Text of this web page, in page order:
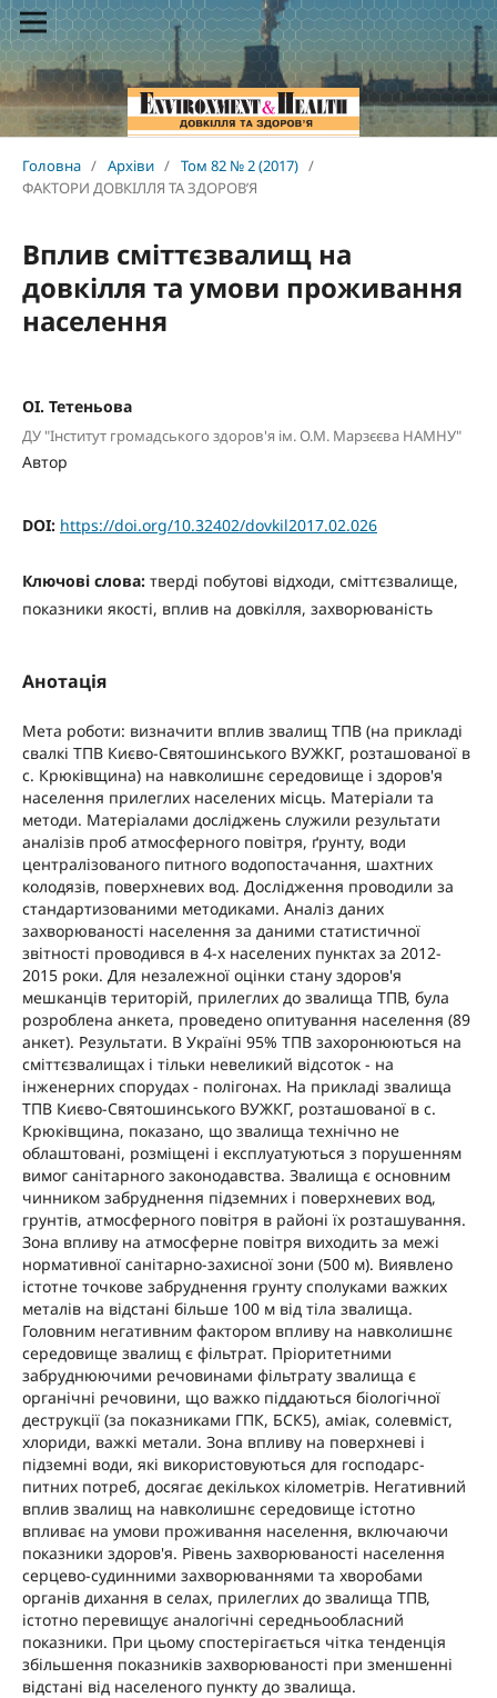
Головна / Архіви / Том 82 № 2 (2017) /
ФАКТОРИ ДОВКІЛЛЯ ТА ЗДОРОВ’Я
Вплив сміттєзвалищ на
довкілля та умови проживання
населення
ОІ. Тетеньова
ДУ "Інститут громадського здоров'я ім. О.М. Марзєєва НАМНУ"
Автор
DOI: https://doi.org/10.32402/dovkil2017.02.026
Ключові слова: тверді побутові відходи, сміттєзвалище,
показники якості, вплив на довкілля, захворюваність
Анотація
Мета роботи: визначити вплив звалищ ТПВ (на прикладі
cвалкі ТПВ Києво-Святошинського ВУЖКГ, розташованої в
с. Крюківщина) на навколишнє середовище і здоров'я
населення прилеглих населених місць. Матеріали та
методи. Матеріалами досліджень служили результати
аналізів проб атмосферного повітря, ґрунту, води
централізованого питного водопостачання, шахтних
колодязів, поверхневих вод. Дослідження проводили за
стандартизованими методиками. Аналіз даних
захворюваності населення за даними статистичної
звітності проводився в 4-х населених пунктах за 2012-
2015 роки. Для незалежної оцінки стану здоров'я
мешканців територій, прилеглих до звалища ТПВ, була
розроблена анкета, проведено опитування населення (89
анкет). Результати. В Україні 95% ТПВ захоронюються на
сміттєзвалищах і тільки невеликий відсоток - на
інженерних спорудах - полігонах. На прикладі звалища
ТПВ Києво-Святошинського ВУЖКГ, розташованої в с.
Крюківщина, показано, що звалища технічно не
облаштовані, розміщені і експлуатуються з порушенням
вимог санітарного законодавства. Звалища є основним
чинником забруднення підземних і поверхневих вод,
грунтів, атмосферного повітря в районі їх розташування.
Зона впливу на атмосферне повітря виходить за межі
нормативної санітарно-захисної зони (500 м). Виявлено
істотне точкове забруднення грунту сполуками важких
металів на відстані більше 100 м від тіла звалища.
Головним негативним фактором впливу на навколишнє
середовище звалищ є фільтрат. Пріоритетними
забруднюючими речовинами фільтрату звалища є
органічні речовини, що важко піддаються біологічної
деструкції (за показниками ГПК, БСК5), аміак, солевміст,
хлориди, важкі метали. Зона впливу на поверхневі і
підземні води, які використовуються для господарс-
питних потреб, досягає декількох кілометрів. Негативний
вплив звалищ на навколишнє середовище істотно
впливає на умови проживання населення, включаючи
показники здоров'я. Рівень захворюваності населення
серцево-судинними захворюваннями та хворобами
органів дихання в селах, прилеглих до звалища ТПВ,
істотно перевищує аналогічні середньообласний
показники. При цьому спостерігається чітка тенденція
збільшення показників захворюваності при зменшенні
відстані від населеного пункту до звалища.